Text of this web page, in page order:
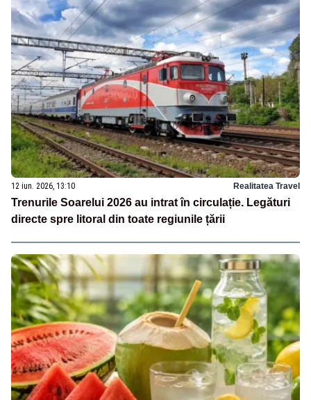
12 iun. 2026, 13:10 Realitatea Travel
Trenurile Soarelui 2026 au intrat în circulație. Legături
directe spre litoral din toate regiunile țării